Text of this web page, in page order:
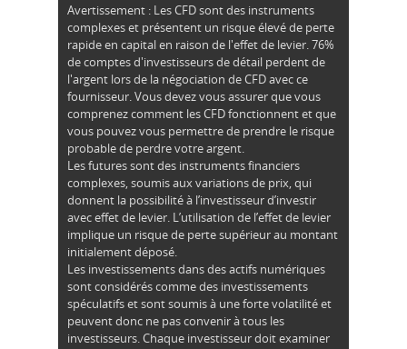
Avertissement : Les CFD sont des instruments
complexes et présentent un risque élevé de perte
rapide en capital en raison de l'effet de levier. 76%
de comptes d'investisseurs de détail perdent de
l'argent lors de la négociation de CFD avec ce
fournisseur. Vous devez vous assurer que vous
comprenez comment les CFD fonctionnent et que
vous pouvez vous permettre de prendre le risque
probable de perdre votre argent.
Les futures sont des instruments financiers
complexes, soumis aux variations de prix, qui
donnent la possibilité à l’investisseur d’investir
avec effet de levier. L’utilisation de l’effet de levier
implique un risque de perte supérieur au montant
initialement déposé.
Les investissements dans des actifs numériques
sont considérés comme des investissements
spéculatifs et sont soumis à une forte volatilité et
peuvent donc ne pas convenir à tous les
investisseurs. Chaque investisseur doit examiner